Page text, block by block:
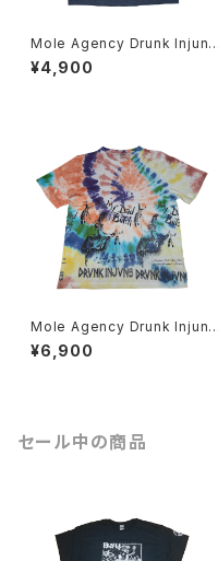
Mole Agency Drunk Injuns
テスト Tシャツ 手刷り Skate R
ock
¥4,900
Mole Agency Drunk Injuns
Tシャツ タイダイ 手刷り 染め
¥6,900
セール中の商品